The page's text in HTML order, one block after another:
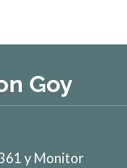
Goy
y Monitor